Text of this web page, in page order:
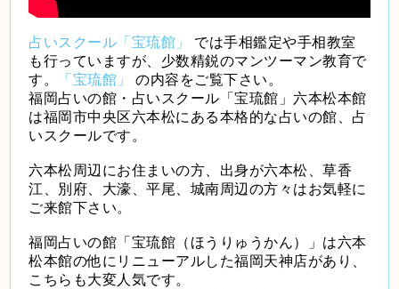
占いスクール「宝琉館」
では手相鑑定や手相教室
も行っていますが、少数精鋭のマンツーマン教育で
す。
「宝琉館」
の内容をご覧下さい。
福岡占いの館・占いスクール「宝琉館」六本松本館
は福岡市中央区六本松にある本格的な占いの館、占
いスクールです。
六本松周辺にお住まいの方、出身が六本松、草香
江、別府、大濠、平尾、城南周辺の方々はお気軽に
ご来館下さい。
福岡占いの館「宝琉館（ほうりゅうかん）」は六本
松本館の他にリニューアルした福岡天神店があり、
こちらも大変人気です。